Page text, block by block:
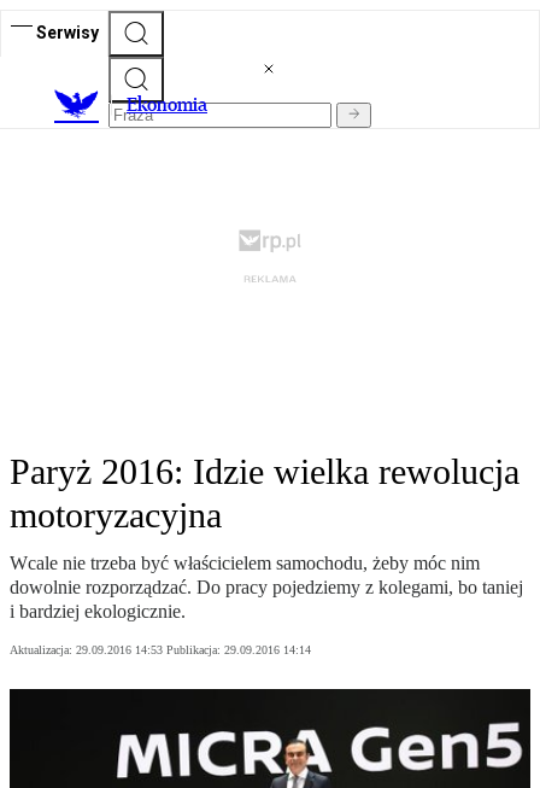
Serwisy
Ekonomia
Paryż 2016: Idzie wielka rewolucja
motoryzacyjna
Wcale nie trzeba być właścicielem samochodu, żeby móc nim
dowolnie rozporządzać. Do pracy pojedziemy z kolegami, bo taniej
i bardziej ekologicznie.
Aktualizacja: 29.09.2016 14:53 Publikacja: 29.09.2016 14:14